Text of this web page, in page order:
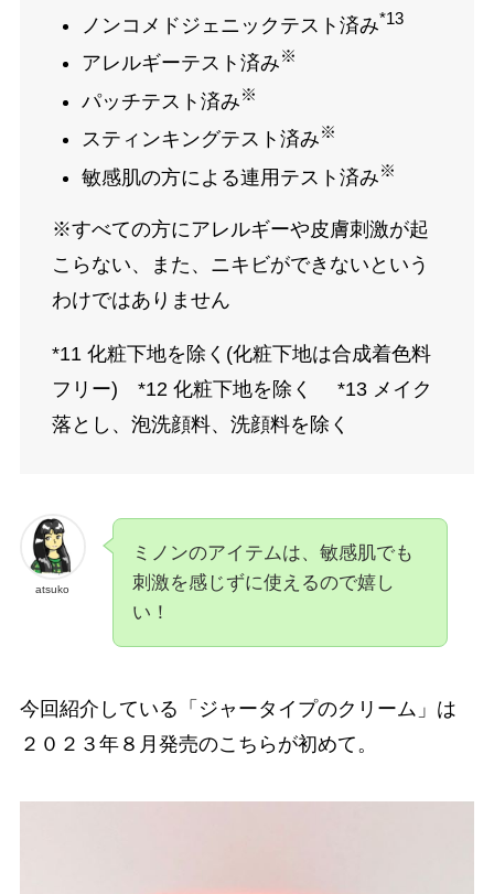
ノンコメドジェニックテスト済み*13
アレルギーテスト済み※
パッチテスト済み※
スティンキングテスト済み※
敏感肌の方による連用テスト済み※
※すべての方にアレルギーや皮膚刺激が起
こらない、また、ニキビができないという
わけではありません
*11 化粧下地を除く(化粧下地は合成着色料
フリー) *12 化粧下地を除く *13 メイク
落とし、泡洗顔料、洗顔料を除く
atsuko
ミノンのアイテムは、敏感肌でも
刺激を感じずに使えるので嬉し
い！
今回紹介している「ジャータイプのクリーム」は
２０２３年８月発売のこちらが初めて。